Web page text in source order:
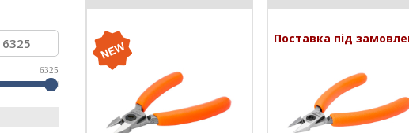
Поставка під
6325